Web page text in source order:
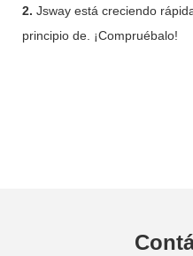
2. Jsway está creciendo
principio de. ¡Compruébalo!